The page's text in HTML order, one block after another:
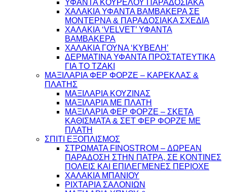
ΥΦΑΝΤΑ ΚΟΥΡΕΛΟΥ ΠΑΡΑΔΟΣΙΑΚΑ
ΧΑΛΑΚΙΑ ΥΦΑΝΤΑ ΒΑΜΒΑΚΕΡΑ ΣΕ
ΜΟΝΤΕΡΝΑ & ΠΑΡΑΔΟΣΙΑΚΑ ΣΧΕΔΙΑ
ΧΑΛΑΚΙΑ ‘VELVET’ ΥΦΑΝΤΑ
ΒΑΜΒΑΚΕΡΑ
ΧΑΛΑΚΙΑ ΓΟΥΝΑ ‘ΚΥΒΕΛΗ’
ΔΕΡΜΑΤΙΝΑ ΥΦΑΝΤΑ ΠΡΟΣΤΑΤΕΥΤΙΚΑ
ΓΙΑ ΤΟ ΤΖΑΚΙ
ΜΑΞΙΛΑΡΙΑ ΦΕΡ ΦΟΡΖΕ – ΚΑΡΕΚΛΑΣ &
ΠΛΑΤΗΣ
ΜΑΞΙΛΑΡΙΑ ΚΟΥΖΙΝΑΣ
ΜΑΞΙΛΑΡΙΑ ΜΕ ΠΛΑΤΗ
ΜΑΞΙΛΑΡΙΑ ΦΕΡ ΦΟΡΖΕ – ΣΚΕΤΑ
ΚΑΘΙΣΜΑΤΑ & ΣΕΤ ΦΕΡ ΦΟΡΖΕ ΜΕ
ΠΛΑΤΗ
ΣΠΙΤΙ ΕΞΟΠΛΙΣΜΟΣ
ΣΤΡΩΜΑΤΑ FINOSTROM – ΔΩΡΕΑΝ
ΠΑΡΑΔΟΣΗ ΣΤΗΝ ΠΑΤΡΑ, ΣΕ ΚΟΝΤΙΝΕΣ
ΠΟΛΕΙΣ ΚΑΙ ΕΠΙΛΕΓΜΕΝΕΣ ΠΕΡΙΟΧΕ
ΧΑΛΑΚΙΑ ΜΠΑΝΙΟΥ
ΡΙΧΤΑΡΙΑ ΣΑΛΟΝΙΩΝ